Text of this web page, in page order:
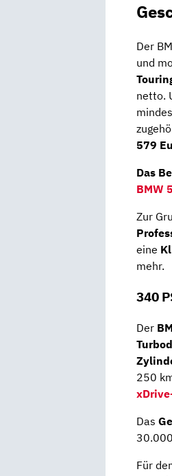
Der
und
netto.
579
Das
BMW
Zur
eine
mehr.
340
Der
250
Das
Für